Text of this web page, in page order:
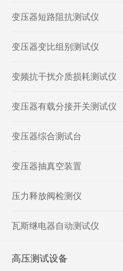
变压器短路阻抗测试仪
变压器变比组别测试仪
变频抗干扰介质损耗测试仪
变压器有载分接开关测试仪
变压器综合测试台
变压器抽真空装置
压力释放阀检测仪
瓦斯继电器自动测试仪
高压测试设备